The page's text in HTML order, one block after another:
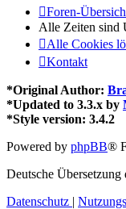
Foren-
Alle Zeiten sind
Alle Cookies
Kontakt
*Original Author:
*Updated to 3.3.x by
*Style version: 3.4.2
Powered by phpBB®
Deutsche Übersetzung
Datenschutz |